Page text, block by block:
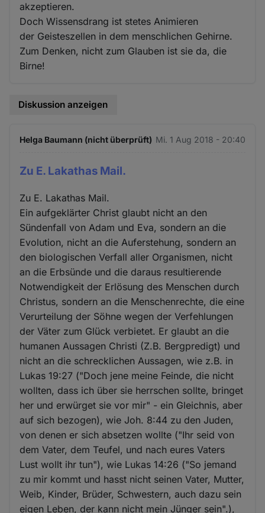
akzeptieren.
Doch Wissensdrang ist stetes Animieren
der Geisteszellen in dem menschlichen Gehirne.
Zum Denken, nicht zum Glauben ist sie da, die
Birne!
Diskussion anzeigen
Helga Baumann (nicht überprüft) Mi. 1 Aug 2018 - 20:40
Zu E. Lakathas Mail.
Zu E. Lakathas Mail.
Ein aufgeklärter Christ glaubt nicht an den
Sündenfall von Adam und Eva, sondern an die
Evolution, nicht an die Auferstehung, sondern an
den biologischen Verfall aller Organismen, nicht
an die Erbsünde und die daraus resultierende
Notwendigkeit der Erlösung des Menschen durch
Christus, sondern an die Menschenrechte, die eine
Verurteilung der Söhne wegen der Verfehlungen
der Väter zum Glück verbietet. Er glaubt an die
humanen Aussagen Christi (Z.B. Bergpredigt) und
nicht an die schrecklichen Aussagen, wie z.B. in
Lukas 19:27 ("Doch jene meine Feinde, die nicht
wollten, dass ich über sie herrschen sollte, bringet
her und erwürget sie vor mir" - ein Gleichnis, aber
auf sich bezogen), wie Joh. 8:44 zu den Juden,
von denen er sich absetzen wollte ("Ihr seid von
dem Vater, dem Teufel, und nach eures Vaters
Lust wollt ihr tun"), wie Lukas 14:26 ("So jemand
zu mir kommt und hasst nicht seinen Vater, Mutter,
Weib, Kinder, Brüder, Schwestern, auch dazu sein
eigen Leben, der kann nicht mein Jünger sein".),